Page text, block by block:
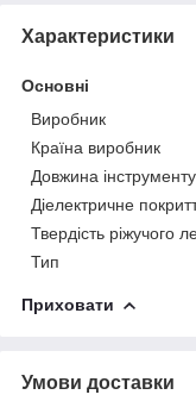
Характеристики
Основні
Виробник
Країна виробник
Довжина інструменту
Діелектричне
Твердість ріжучого
Тип
Приховати
Умови доставки